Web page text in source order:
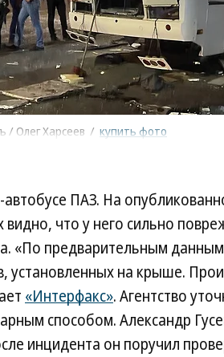
/ Олег Харсеев / купить фото
ПАЗ. На
видно, что у него сильно
«По предварительным
установленных на крыше.
«Интерфакс». Агентство
способом. Александр
инцидента он поручил